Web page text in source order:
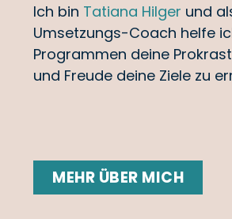
Ich bin Tatiana Hilger und
Umsetzungs-Coach helfe
Programmen deine
und Freude deine Ziele zu
MEHR ÜBER MICH